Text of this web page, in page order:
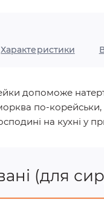
Характеристики
допоможе
по-корейськи,
на кухні у
(для